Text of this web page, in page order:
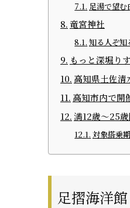
足湯で望む
竜宮神社
知る人ぞ知
もっと深堀り
高知県土佐清
高知市内で開
満12歳〜25
対象搭乗
足摺海洋